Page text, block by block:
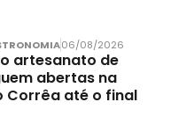
06/08/2026
artesanato de
abertas na
Corrêa até o final